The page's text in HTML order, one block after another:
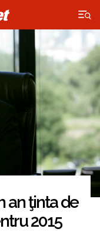
×
an ţinta de
2015